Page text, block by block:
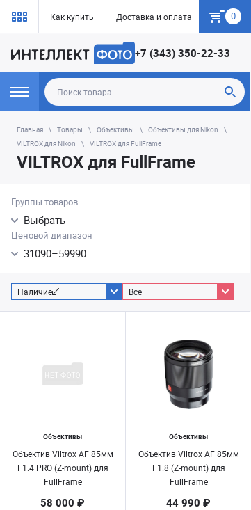
Как купить Доставка и оплата Гарантия
0
+7 (343) 350-22-33
Главная Товары Объективы
Объективы для Nikon
VILTROX для Nikon
VILTROX для FullFrame
VILTROX для FullFrame
Группы товаров
Выбрать
Ценовой диапазон
31090–59990
Наличие Все
Объективы
Объектив Viltrox AF 85мм
F1.4 PRO (Z-mount) для
FullFrame
58 000 ₽
Объективы
Объектив Viltrox AF 85мм
F1.8 (Z-mount) для
FullFrame
44 990 ₽